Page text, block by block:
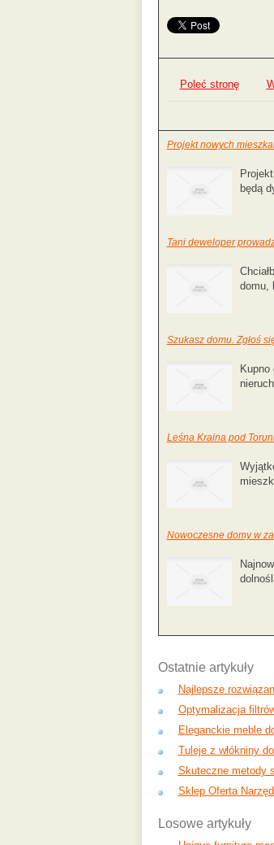
Poleć stronę
Projekt nowych
będą
Tani deweloper
domu,
Szukasz domu. Zgłoś
Leśna Kraina pod
Nowoczesne domy w
Ostatnie artykuły
Najlepsze
Optymalizacja
Eleganckie meble
Tuleje z włókniny
Skuteczne metody
Sklep Oferta
Losowe artykuły